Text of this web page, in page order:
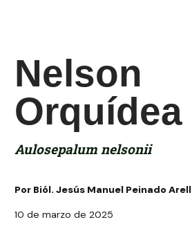
Nelson
Orquídea
Aulosepalum nelsonii
Por Biól. Jesús Manuel Peinado
10 de marzo de 2025